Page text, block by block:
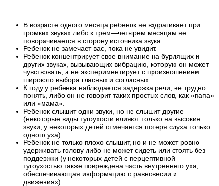
В возрасте одного месяца ребенок не вздрагивает при
громких звуках либо к трем—четырем месяцам не
поворачивается в сторону источника звука.
Ребенок не замечает вас, пока не увидит.
Ребенок концентрирует свое внимание на бурлящих и
других звуках, вызывающих вибрацию, которую он может
чувствовать, а не экспериментирует с произношением
широкого выбора гласных и согласных.
К году у ребенка наблюдается задержка речи, ее трудно
понять, либо он не говорит таких простых слов, как «папа»
или «мама».
Ребенок слышит одни звуки, но не слышит другие
(некоторые виды тугоухости влияют только на высокие
звуки; у некоторых детей отмечается потеря слуха только
одного уха).
Ребенок не только плохо слышит, но и не может ровно
удерживать голову либо не может сидеть или стоять без
поддержки (у некоторых детей с перцептивной
тугоухостью также повреждена часть внутреннего уха,
обеспечивающая информацию о равновесии и
движениях).